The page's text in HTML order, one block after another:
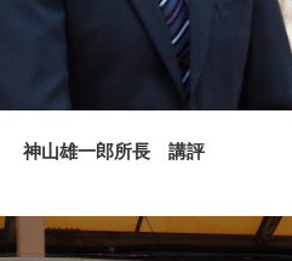
神山雄一郎所長 講評